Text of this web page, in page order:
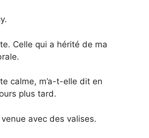
Celle qui a hérité de ma
calme, m’a-t-elle dit en
plus tard.
venue avec des valises.